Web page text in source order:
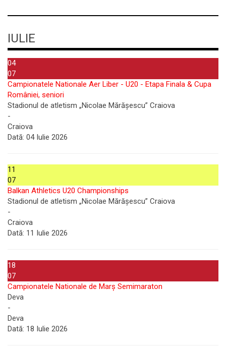
IULIE
04
07
Campionatele Nationale Aer Liber - U20 - Etapa Finala & Cupa
României, seniori
Stadionul de atletism „Nicolae Mărășescu” Craiova
-
Craiova
Dată: 04 Iulie 2026
11
07
Balkan Athletics U20 Championships
Stadionul de atletism „Nicolae Mărășescu” Craiova
-
Craiova
Dată: 11 Iulie 2026
18
07
Campionatele Nationale de Marș Semimaraton
Deva
-
Deva
Dată: 18 Iulie 2026